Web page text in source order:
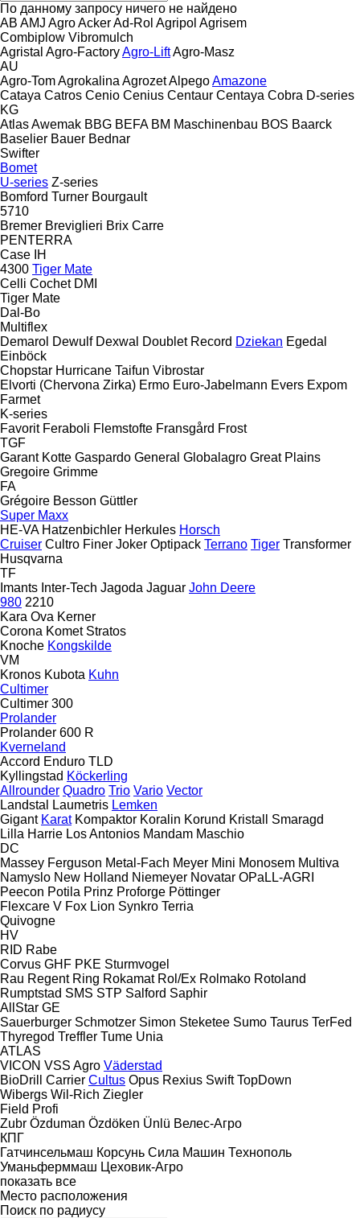
По данному запросу ничего не найдено
AB AMJ AgroAckerAd-Rol Agripol Agrisem
Combiplow Vibromulch
Agristal Agro-FactoryAgro-LiftAgro-Masz
AU
Agro-TomAgrokalina AgrozetAlpegoAmazone
Cataya Catros Cenio Cenius Centaur Centaya Cobra D-series
KG
AtlasAwemak BBG BEFA BM Maschinenbau BOS Baarck
Baselier Bauer Bednar
Swifter
Bomet
U-series Z-series
Bomford Turner Bourgault
5710
Bremer Breviglieri Brix Carre
PENTERRA
Case IH
4300 Tiger Mate
Celli Cochet DMI
Tiger Mate
Dal-Bo
Multiflex
Demarol Dewulf Dexwal Doublet Record Dziekan Egedal
Einböck
Chopstar Hurricane Taifun Vibrostar
Elvorti (Chervona Zirka) Ermo Euro-Jabelmann Evers Expom
Farmet
K-series
Favorit Feraboli Flemstofte Fransgård Frost
TGF
Garant Kotte Gaspardo General Globalagro Great Plains
Gregoire Grimme
FA
Grégoire Besson Güttler
Super Maxx
HE-VA Hatzenbichler Herkules Horsch
Cruiser Cultro Finer Joker Optipack Terrano Tiger Transformer
Husqvarna
TF
Imants Inter-Tech Jagoda Jaguar John Deere
980 2210
Kara Ova Kerner
Corona Komet Stratos
Knoche Kongskilde
VM
Kronos Kubota Kuhn
Cultimer
Cultimer 300
Prolander
Prolander 600 R
Kverneland
Accord Enduro TLD
Kyllingstad Köckerling
Allrounder Quadro Trio Vario Vector
Landstal
Laumetris Lemken
Gigant Karat Kompaktor Koralin Korund Kristall
Smaragd
Lilla Harrie Los Antonios Mandam Maschio
DC
Massey Ferguson Metal-Fach Meyer Mini Monosem Multiva
Namyslo New Holland Niemeyer Novatar OPaLL-AGRI
Peecon Potila Prinz Proforge Pöttinger
Flexcare V Fox Lion Synkro Terria
Quivogne
HV
RID Rabe
Corvus GHF PKE Sturmvogel
Rau Regent Ring Rokamat Rol/Ex Rolmako Rotoland
Rumptstad SMS STP Salford Saphir
AllStar GE
Sauerburger Schmotzer Simon Steketee Sumo Taurus TerFed
Thyregod Treffler Tume Unia
ATLAS
VICON VSS Agro Väderstad
BioDrill
Carrier Cultus Opus Rexius Swift TopDown
Wibergs Wil-Rich Ziegler
Field Profi
Zubr Özduman Özdöken Ünlü Велес-Агро
КПГ
Гатчинсельмаш Корсунь Сила Машин Технополь
Уманьферммаш Цеховик-Агро
показать все
Место расположения
Поиск по радиусу